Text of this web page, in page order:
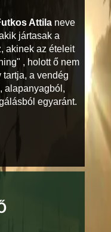
Attila neve
jártasak a
akinek az ételeit
, holott ő nem
tartja, a vendég
alapanyagból,
egyaránt.